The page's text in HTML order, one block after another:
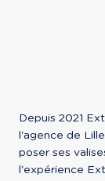
Depuis 2021
l'agence de
poser ses
l'expérience